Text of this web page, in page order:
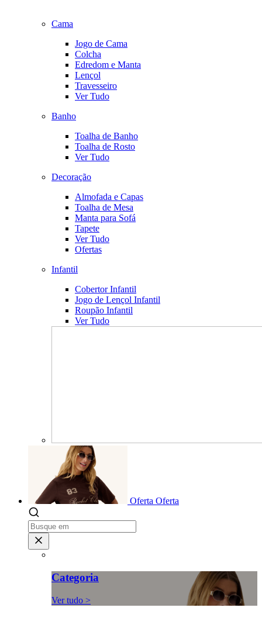
Cama
Jogo de Cama
Colcha
Edredom e Manta
Lençol
Travesseiro
Ver Tudo
Banho
Toalha de Banho
Toalha de Rosto
Ver Tudo
Decoração
Almofada e Capas
Toalha de Mesa
Manta para Sofá
Tapete
Ver Tudo
Ofertas
Infantil
Cobertor Infantil
Jogo de Lençol Infantil
Roupão Infantil
Ver Tudo
Oferta Oferta
Categoria
Ver tudo >